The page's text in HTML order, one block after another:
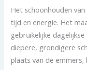
Het schoonhouden
tijd en energie. Het
gebruikelijke
diepere, grondigere
plaats van de emmers,